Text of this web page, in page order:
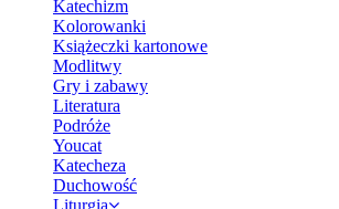
Katechizm
Kolorowanki
Książeczki kartonowe
Modlitwy
Gry i zabawy
Literatura
Podróże
Youcat
Katecheza
Duchowość
Liturgia